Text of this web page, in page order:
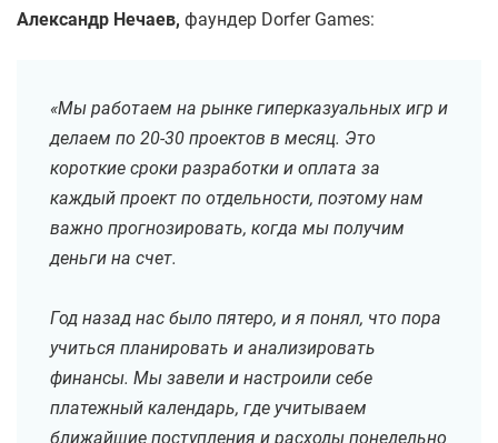
Александр Нечаев, фаундер Dorfer Games:
«Мы работаем на рынке гиперказуальных игр и
делаем по 20-30 проектов в месяц. Это
короткие сроки разработки и оплата за
каждый проект по отдельности, поэтому нам
важно прогнозировать, когда мы получим
деньги на счет.
Год назад нас было пятеро, и я понял, что пора
учиться планировать и анализировать
финансы. Мы завели и настроили себе
платежный календарь, где учитываем
ближайшие поступления и расходы понедельно